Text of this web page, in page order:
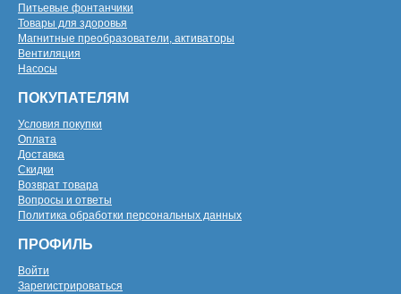
Питьевые фонтанчики
Товары для здоровья
Магнитные преобразователи, активаторы
Вентиляция
Насосы
ПОКУПАТЕЛЯМ
Условия покупки
Оплата
Доставка
Скидки
Возврат товара
Вопросы и ответы
Политика обработки персональных данных
ПРОФИЛЬ
Войти
Зарегистрироваться